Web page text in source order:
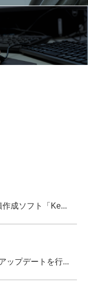
成ソフト「Ke...
ップデートを行...